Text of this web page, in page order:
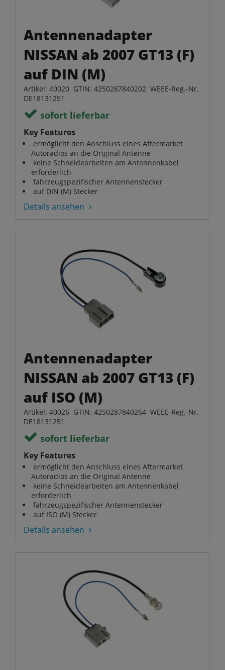
Antennenadapter
NISSAN ab 2007 GT13 (F)
auf DIN (M)
Artikel: 40020 GTIN: 4250287840202 WEEE-Reg.-Nr.
DE18131251
sofort lieferbar
Key Features
ermöglicht den Anschluss eines Aftermarket
Autoradios an die Original Antenne
keine Schneidearbeiten am Antennenkabel
erforderlich
fahrzeugspezifischer Antennenstecker
auf DIN (M) Stecker
Details ansehen
Antennenadapter
NISSAN ab 2007 GT13 (F)
auf ISO (M)
Artikel: 40026 GTIN: 4250287840264 WEEE-Reg.-Nr.
DE18131251
sofort lieferbar
Key Features
ermöglicht den Anschluss eines Aftermarket
Autoradios an die Original Antenne
keine Schneidearbeiten am Antennenkabel
erforderlich
fahrzeugspezifischer Antennenstecker
auf ISO (M) Stecker
Details ansehen